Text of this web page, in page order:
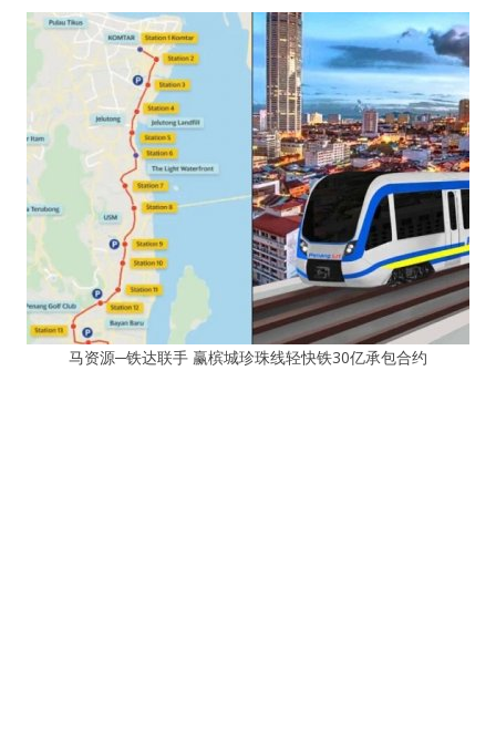
马资源─铁达联手 赢槟城珍珠线轻快铁30亿承包合约